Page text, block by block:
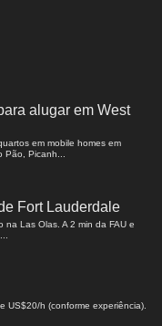
alugar em West
em mobile homes em
Pão, Picanh...
Fort Lauderdale
Las Olas. A 2 min da FAU e
US$20/h (conforme experiência).